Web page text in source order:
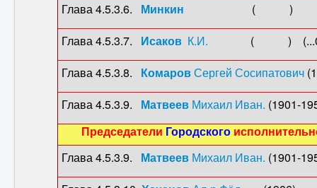
Глава 4.5.3.6. Минкин ( )
Глава 4.5.3.7. Исаков К.И. ( )
Глава 4.5.3.8. КомаровСергей Сосипатович
Глава 4.5.3.9. Матвеев Михаил Иван. (1901-
Председатели Городского
Глава 4.5.3.9. Матвеев Михаил Иван. (1901-